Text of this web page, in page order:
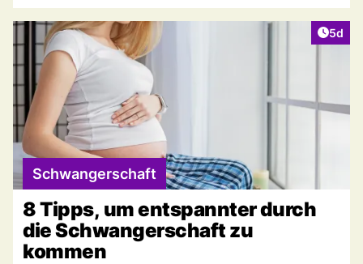
5d
Schwangerschaft
8 Tipps, um entspannter durch
die Schwangerschaft zu
kommen